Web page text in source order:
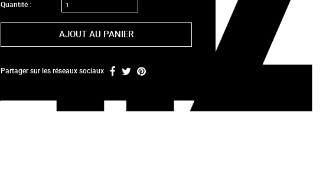
Quantité :
AJOUT AU PANIER
Partager sur les réseaux sociaux